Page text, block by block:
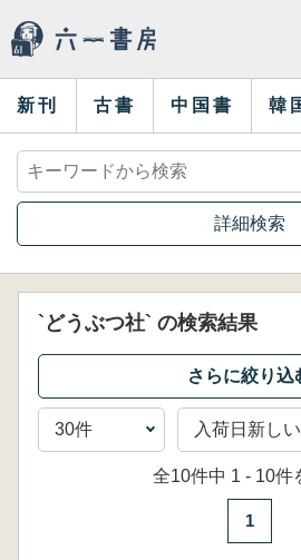
新刊 古書 中国書 韓
詳細検索
`どうぶつ社` の検索結果
全10件中 1 - 10件
1